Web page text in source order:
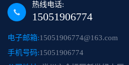
热线电话:
15051906774
电子邮箱:15051906774@163.com
手机号码:15051906774